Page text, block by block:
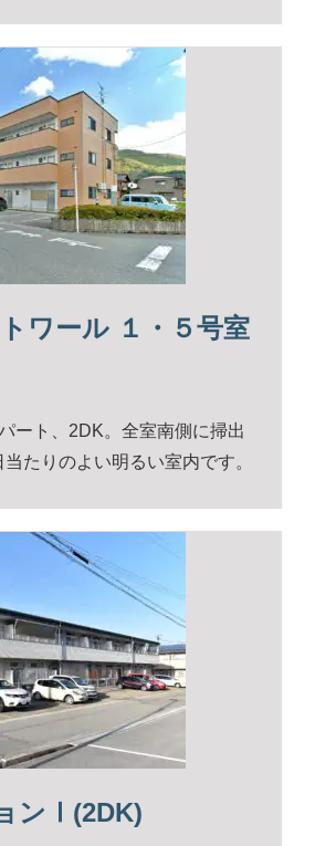
ワール １・５号室
ート、2DK。全室南側に掃出
たりのよい明るい室内です。
ンⅠ(2DK)